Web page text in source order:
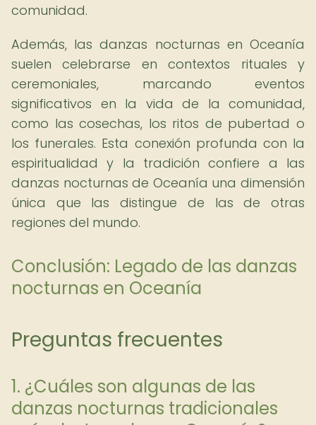
comunidad.
Además, las danzas nocturnas en Oceanía
suelen celebrarse en contextos rituales y
ceremoniales, marcando eventos
significativos en la vida de la comunidad,
como las cosechas, los ritos de pubertad o
los funerales. Esta conexión profunda con la
espiritualidad y la tradición confiere a las
danzas nocturnas de Oceanía una dimensión
única que las distingue de las de otras
regiones del mundo.
Conclusión: Legado de las danzas
nocturnas en Oceanía
Preguntas frecuentes
1. ¿Cuáles son algunas de las
danzas nocturnas tradicionales